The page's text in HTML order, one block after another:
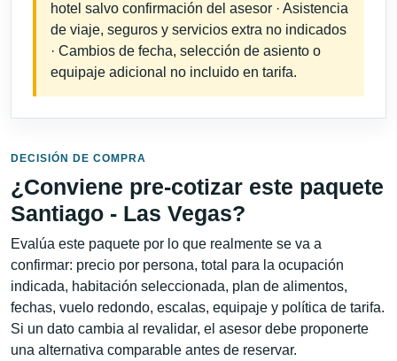
hotel salvo confirmación del asesor · Asistencia
de viaje, seguros y servicios extra no indicados
· Cambios de fecha, selección de asiento o
equipaje adicional no incluido en tarifa.
DECISIÓN DE COMPRA
¿Conviene pre-cotizar este paquete
Santiago - Las Vegas?
Evalúa este paquete por lo que realmente se va a
confirmar: precio por persona, total para la ocupación
indicada, habitación seleccionada, plan de alimentos,
fechas, vuelo redondo, escalas, equipaje y política de tarifa.
Si un dato cambia al revalidar, el asesor debe proponerte
una alternativa comparable antes de reservar.